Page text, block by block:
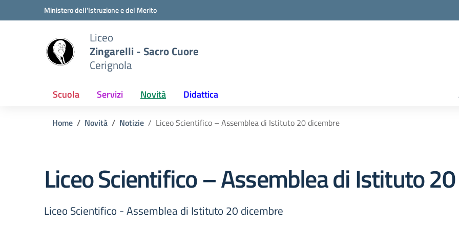
Vai ai contenuti
Vai al menu di navigazioneMinistero dell'Istruzione e del Merito
Liceo
Zingarelli - Sacro Cuore
Cerignola
Scuola Servizi Novità Didattica
Home Novità Notizie Liceo Scientifico – Assemblea di Istituto 20 dicembre
Liceo Scientifico – Assemblea di Istituto
Liceo Scientifico - Assemblea di Istituto 20 dicembre